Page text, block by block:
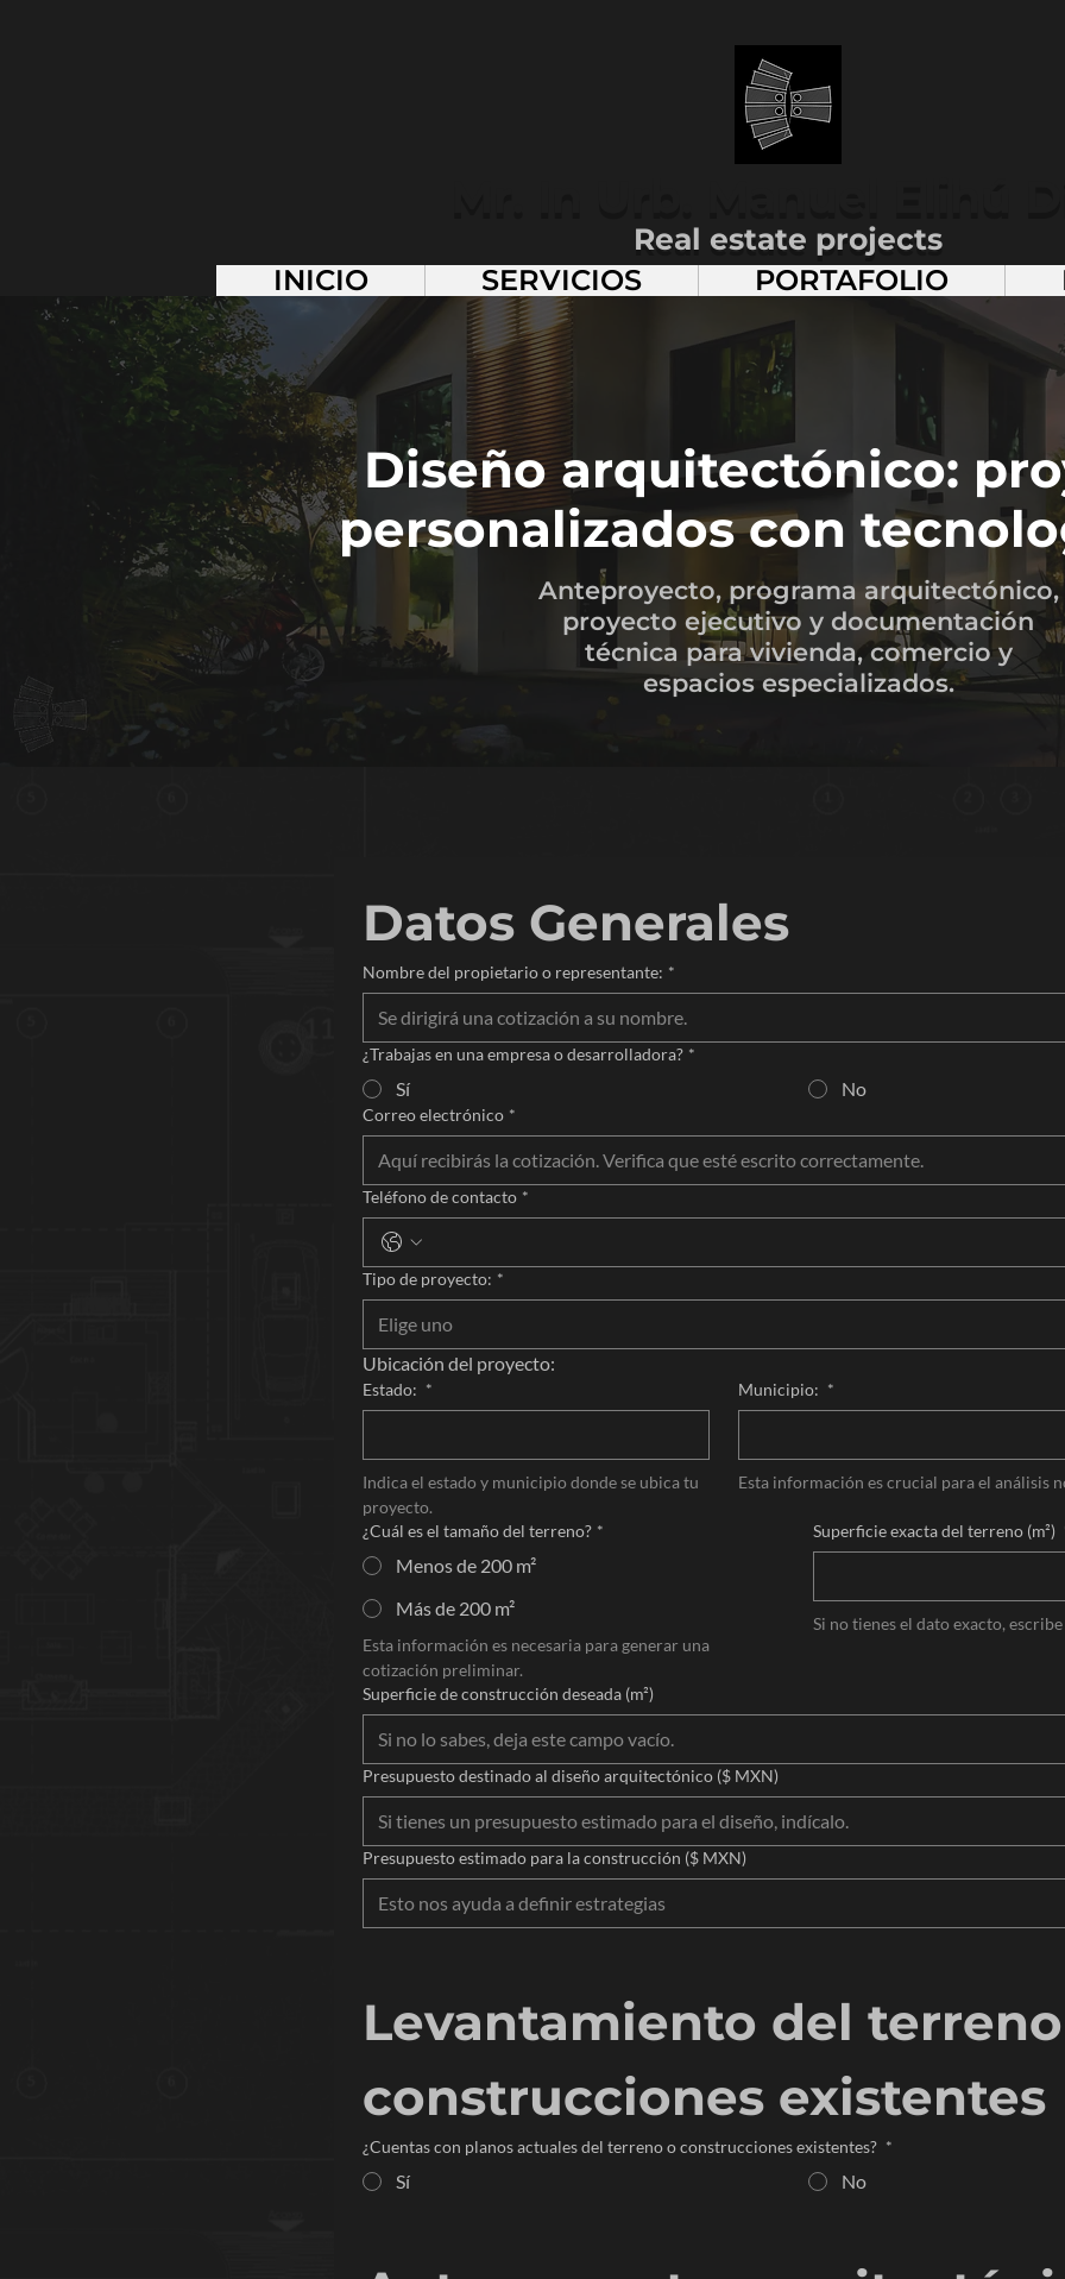
Real estate projects
INICIO SERVICIOS PORTAFOLIO
Diseño arquitectónico:
personalizados con
Anteproyecto, programa arquitectónico,
proyecto ejecutivo y documentación
técnica para vivienda, comercio y
espacios especializados.
Datos Generales
Nombre del propietario o representante: *
¿Trabajas en una empresa o desarrolladora? *
Sí No
Correo electrónico *
Teléfono de contacto *
Tipo de proyecto: *
Elige uno
Ubicación del proyecto:
Estado: *
Indica el estado y municipio donde se ubica tu
proyecto.
Municipio: *
Esta información es crucial para el análisis
¿Cuál es el tamaño del terreno? *
Menos de 200 m²
Más de 200 m²
Esta información es necesaria para generar una
cotización preliminar.
Superficie exacta del terreno (m²)
Si no tienes el dato exacto,
Superficie de construcción deseada (m²)
Presupuesto destinado al diseño arquitectónico ($ MXN)
Presupuesto estimado para la construcción ($ MXN)
Levantamiento del
construcciones existentes
¿Cuentas con planos actuales del terreno o construcciones existentes? *
Sí No